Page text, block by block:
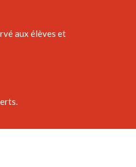
aux élèves et